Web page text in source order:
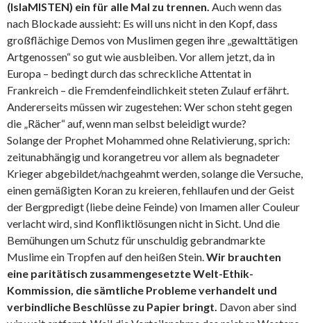
(IslaMISTEN) ein für alle Mal zu trennen. Auch wenn das
nach Blockade aussieht: Es will uns nicht in den Kopf, dass
großflächige Demos von Muslimen gegen ihre „gewalttätigen
Artgenossen“ so gut wie ausbleiben. Vor allem jetzt, da in
Europa – bedingt durch das schreckliche Attentat in
Frankreich – die Fremdenfeindlichkeit steten Zulauf erfährt.
Andererseits müssen wir zugestehen: Wer schon steht gegen
die „Rächer“ auf, wenn man selbst beleidigt wurde?
Solange der Prophet Mohammed ohne Relativierung, sprich:
zeitunabhängig und korangetreu vor allem als begnadeter
Krieger abgebildet/nachgeahmt werden, solange die Versuche,
einen gemäßigten Koran zu kreieren, fehllaufen und der Geist
der Bergpredigt (liebe deine Feinde) von Imamen aller Couleur
verlacht wird, sind Konfliktlösungen nicht in Sicht. Und die
Bemühungen um Schutz für unschuldig gebrandmarkte
Muslime ein Tropfen auf den heißen Stein.Wir brauchten
eine paritätisch zusammengesetzte Welt-Ethik-
Kommission, die sämtliche Probleme verhandelt und
verbindliche Beschlüsse zu Papier bringt. Davon aber sind